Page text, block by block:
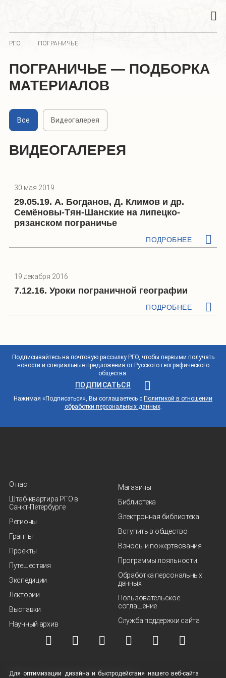
РГО ПОГРАНИЧЬЕ
ПОГРАНИЧЬЕ — ПОДБОРКА
МАТЕРИАЛОВ
Все Видеогалерея
ВИДЕОГАЛЕРЕЯ
30 мая 2019
29.05.19. А. Богданов, Д. Климов и др.
Семёновы-Тян-Шанские на липецко-
рязанском пограничье
ПОДРОБНЕЕ
19 декабря 2016
7.12.16. Уроки пограничной географии
ПОДРОБНЕЕ
Подписывайтесь на почтовую рассылку РГО, чтобы первыми получать
новости и специальные предложения от Русского географического
общества.
ПОДПИСАТЬСЯ
Нажимая «Подписаться», Вы соглашаетесь с Политикой в отношении
обработки персональных данных.
О нас
Штаб-квартира РГО в
Санкт‑Петербурге
Регионы
Гранты
Проекты
Путешествия
Экспедиции
Лектории
Выставки
Научный архив
Магазины
Библиотека
Электронная библиотека
Вступить в общество
Взносы и пожертвования
Программы лояльности
Обработка персональных
данных
Пользовательское
соглашение
Служба поддержки сайта
© ВОО "Русское географическое общество", 2013-2026 г.
Для оптимизации дизайна и быстродействия нашего веб-сайта